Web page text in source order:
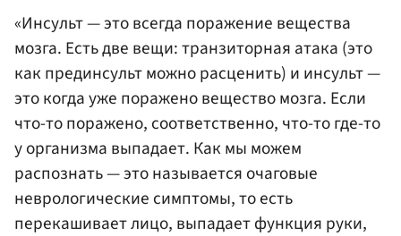
«Инсульт — это всегда поражение вещества
мозга. Есть две вещи: транзиторная атака (это
как прединсульт можно расценить) и инсульт —
это когда уже поражено вещество мозга. Если
что-то поражено, соответственно, что-то где-то
у организма выпадает. Как мы можем
распознать — это называется очаговые
неврологические симптомы, то есть
перекашивает лицо, выпадает функция руки,